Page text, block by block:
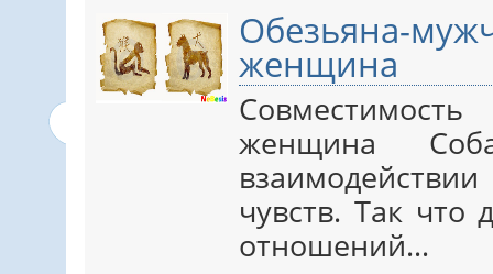
Обезьяна-
женщина
женщина
чувств. Так что
отношений…